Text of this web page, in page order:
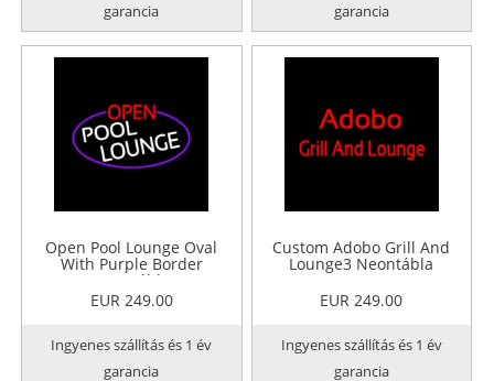
garancia
garancia
Open Pool Lounge Oval
With Purple Border
Neontábla
EUR 249.00
Ingyenes szállítás és 1 év
garancia
Custom Adobo Grill And
Lounge3 Neontábla
EUR 249.00
Ingyenes szállítás és 1 év
garancia